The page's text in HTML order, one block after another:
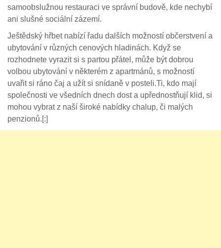
samoobslužnou restauraci ve správní budově, kde nechybí
ani slušné sociální zázemí.
Ještědský hřbet nabízí řadu dalších možností občerstvení a
ubytování v různých cenových hladinách. Když se
rozhodnete vyrazit si s partou přátel, může být dobrou
volbou ubytování v některém z apartmánů, s možností
uvařit si ráno čaj a užít si snídaně v posteli.Ti, kdo mají
společnosti ve všedních dnech dost a upřednostňují klid, si
mohou vybrat z naší široké nabídky chalup, či malých
penzionů.[:]